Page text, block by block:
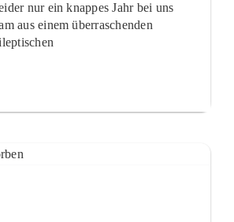
nur ein knappes Jahr bei uns
aus einem überraschenden